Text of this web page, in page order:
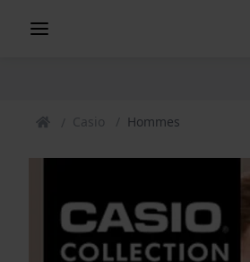
Casio Hommes